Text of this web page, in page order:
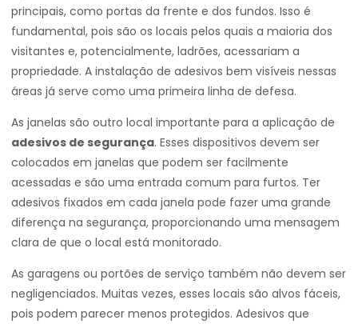
principais, como portas da frente e dos fundos. Isso é
fundamental, pois são os locais pelos quais a maioria dos
visitantes e, potencialmente, ladrões, acessariam a
propriedade. A instalação de adesivos bem visíveis nessas
áreas já serve como uma primeira linha de defesa.
As janelas são outro local importante para a aplicação de
adesivos de segurança. Esses dispositivos devem ser
colocados em janelas que podem ser facilmente
acessadas e são uma entrada comum para furtos. Ter
adesivos fixados em cada janela pode fazer uma grande
diferença na segurança, proporcionando uma mensagem
clara de que o local está monitorado.
As garagens ou portões de serviço também não devem ser
negligenciados. Muitas vezes, esses locais são alvos fáceis,
pois podem parecer menos protegidos. Adesivos que